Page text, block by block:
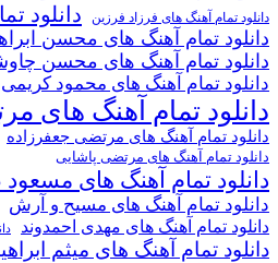
دانلود تمام آهنگ های فرزاد فرزین دانلود
دانلود تمام آهنگ های محسن
دانلود تمام آهنگ های محسن
دانلود تمام آهنگ های محمود کریمی
دانلود تمام آهنگ های
دانلود تمام آهنگ های مرتضی جعفرزاده
دانلود تمام آهنگ های مرتضی پاشایی
دانلود تمام آهنگ های مسعود
دانلود تمام آهنگ های مسیح و آرش
دانلود تمام آهنگ های مهدی احمدوند
دانلود تمام آهنگ های میثم